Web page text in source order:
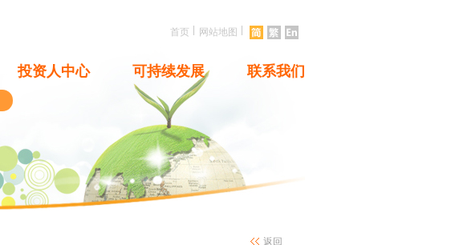
首页 网站地图
投资人中心 可持续发展 联系我们
返回